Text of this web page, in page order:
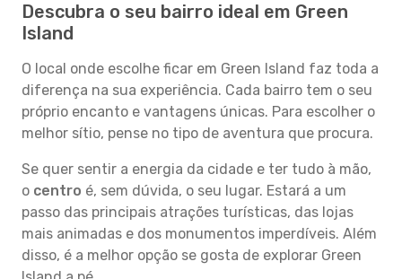
Descubra o seu bairro ideal em Green
Island
O local onde escolhe ficar em Green Island faz toda a
diferença na sua experiência. Cada bairro tem o seu
próprio encanto e vantagens únicas. Para escolher o
melhor sítio, pense no tipo de aventura que procura.
Se quer sentir a energia da cidade e ter tudo à mão,
o centro é, sem dúvida, o seu lugar. Estará a um
passo das principais atrações turísticas, das lojas
mais animadas e dos monumentos imperdíveis. Além
disso, é a melhor opção se gosta de explorar Green